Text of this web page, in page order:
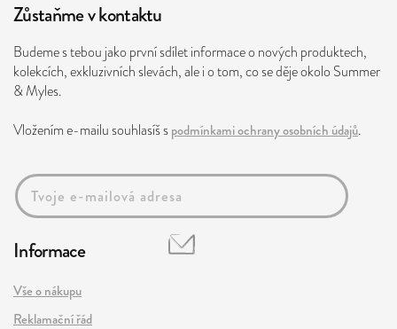
Zůstaňme v kontaktu
Budeme s tebou jako první sdílet informace o nových produktech,
kolekcích, exkluzivních slevách, ale i o tom, co se děje okolo Summer
& Myles.
Vložením e-mailu souhlasíš spodmínkami ochrany osobních údajů.
Informace
Vše o nákupu
Reklamační řád